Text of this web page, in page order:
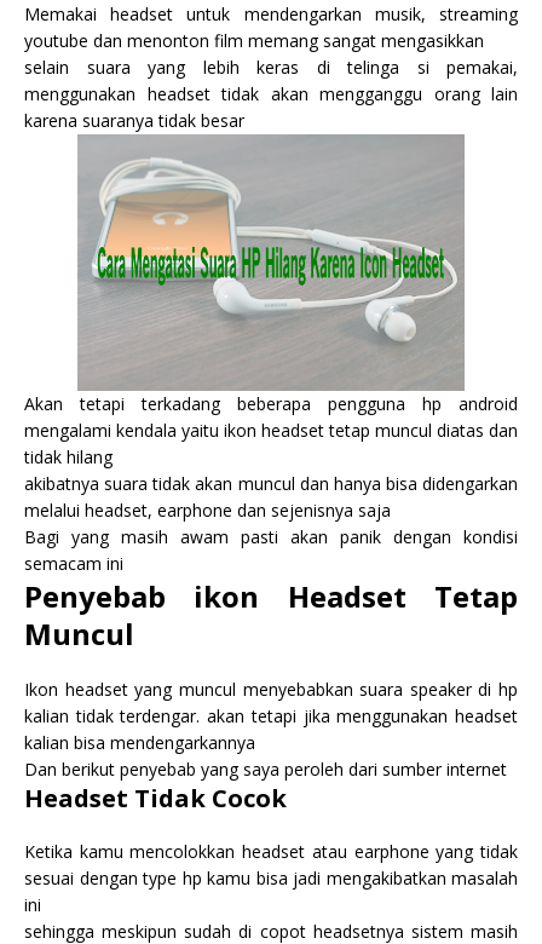
Memakai headset untuk mendengarkan musik, streaming
youtube dan menonton film memang sangat mengasikkan
selain suara yang lebih keras di telinga si pemakai,
menggunakan headset tidak akan mengganggu orang lain
karena suaranya tidak besar
Akan tetapi terkadang beberapa pengguna hp android
mengalami kendala yaitu ikon headset tetap muncul diatas dan
tidak hilang
akibatnya suara tidak akan muncul dan hanya bisa didengarkan
melalui headset, earphone dan sejenisnya saja
Bagi yang masih awam pasti akan panik dengan kondisi
semacam ini
Penyebab ikon Headset Tetap
Muncul
Ikon headset yang muncul menyebabkan suara speaker di hp
kalian tidak terdengar. akan tetapi jika menggunakan headset
kalian bisa mendengarkannya
Dan berikut penyebab yang saya peroleh dari sumber internet
Headset Tidak Cocok
Ketika kamu mencolokkan headset atau earphone yang tidak
sesuai dengan type hp kamu bisa jadi mengakibatkan masalah
ini
sehingga meskipun sudah di copot headsetnya sistem masih